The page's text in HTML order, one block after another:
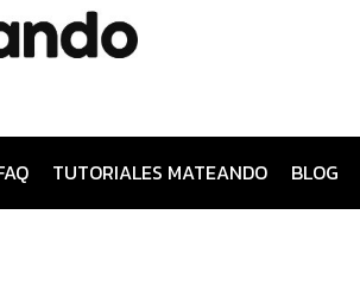
TUTORIALES MATEANDO BLOG